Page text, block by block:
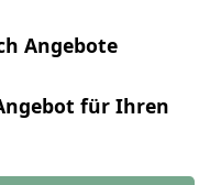
Angebote
für Ihren